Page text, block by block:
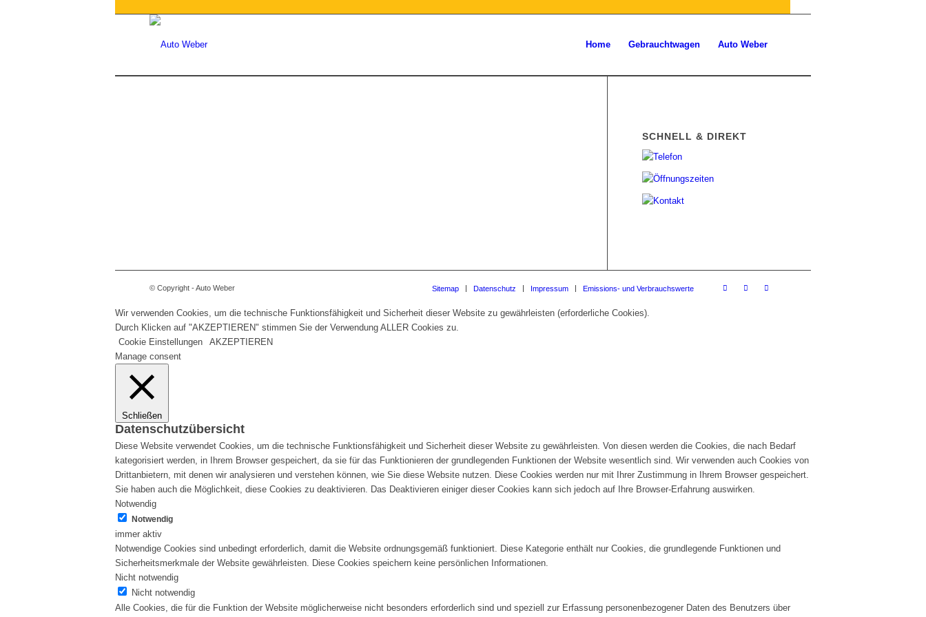
Home Gebrauchtwagen Auto Weber
SCHNELL & DIREKT
© Copyright - Auto Weber Sitemap Datenschutz Impressum Emissions- und Verbrauchswerte
Wir verwenden Cookies, um die technische Funktionsfähigkeit und Sicherheit dieser Website zu gewährleisten (erforderliche Cookies).
Durch Klicken auf "AKZEPTIEREN" stimmen Sie der Verwendung ALLER Cookies zu.
Cookie Einstellungen
AKZEPTIEREN
Manage consent
Schließen
Datenschutzübersicht
Diese Website verwendet Cookies, um die technische Funktionsfähigkeit und Sicherheit dieser Website zu gewährleisten. Von diesen werden die Cookies, die nach Bedarf
kategorisiert werden, in Ihrem Browser gespeichert, da sie für das Funktionieren der grundlegenden Funktionen der Website wesentlich sind. Wir verwenden auch Cookies von
Drittanbietern, mit denen wir analysieren und verstehen können, wie Sie diese Website nutzen. Diese Cookies werden nur mit Ihrer Zustimmung in Ihrem Browser gespeichert.
Sie haben auch die Möglichkeit, diese Cookies zu deaktivieren. Das Deaktivieren einiger dieser Cookies kann sich jedoch auf Ihre Browser-Erfahrung auswirken.
Notwendig
Notwendig
immer aktiv
Notwendige Cookies sind unbedingt erforderlich, damit die Website ordnungsgemäß funktioniert. Diese Kategorie enthält nur Cookies, die grundlegende Funktionen und
Sicherheitsmerkmale der Website gewährleisten. Diese Cookies speichern keine persönlichen Informationen.
Nicht notwendig
Nicht notwendig
Alle Cookies, die für die Funktion der Website möglicherweise nicht besonders erforderlich sind und speziell zur Erfassung personenbezogener Daten des Benutzers über